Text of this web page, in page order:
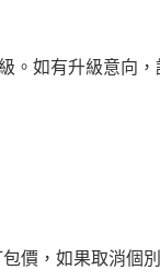
。如有升級意向
價，如果取消個